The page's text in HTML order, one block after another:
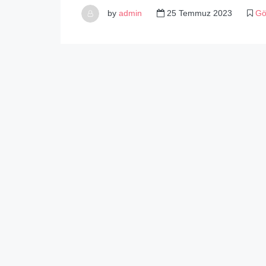
by admin 25 Temmuz 2023